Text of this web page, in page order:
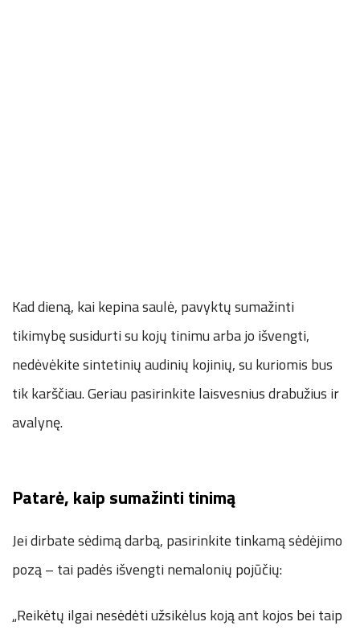
Kad dieną, kai kepina saulė, pavyktų sumažinti
tikimybę susidurti su kojų tinimu arba jo išvengti,
nedėvėkite sintetinių audinių kojinių, su kuriomis bus
tik karščiau. Geriau pasirinkite laisvesnius drabužius ir
avalynę.
Patarė, kaip sumažinti tinimą
Jei dirbate sėdimą darbą, pasirinkite tinkamą sėdėjimo
pozą – tai padės išvengti nemalonių pojūčių:
„Reikėtų ilgai nesėdėti užsikėlus koją ant kojos bei taip